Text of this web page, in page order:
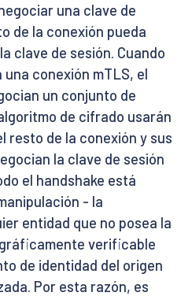
una clave de
de la conexión pueda
clave de sesión. Cuando
conexión mTLS, el
un conjunto de
de cifrado usarán
resto de la conexión y sus
la clave de sesión
el handshake está
- la
entidad que no posea la
verificable
de identidad del origen
Por esta razón, es